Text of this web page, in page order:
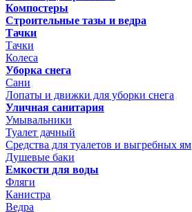
Компостеры
Строительные тазы и ведра
Тачки
Тачки
Колеса
Уборка снега
Сани
Лопаты и движки для уборки снега
Уличная санитария
Умывальники
Туалет дачный
Средства для туалетов и выгребных ям
Душевые баки
Емкости для воды
Фляги
Канистра
Ведра